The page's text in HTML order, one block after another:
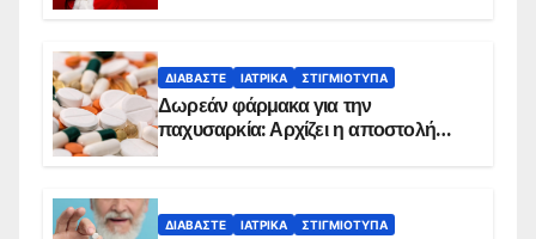
ΔΙΑΒΆΣΤΕ ΙΑΤΡΙΚΆ ΣΤΙΓΜΙΌΤΥΠΑ
Δωρεάν φάρμακα για την
παχυσαρκία: Αρχίζει η αποστολή
ΔΙΑΒΆΣΤΕ ΙΑΤΡΙΚΆ ΣΤΙΓΜΙΌΤΥΠΑ